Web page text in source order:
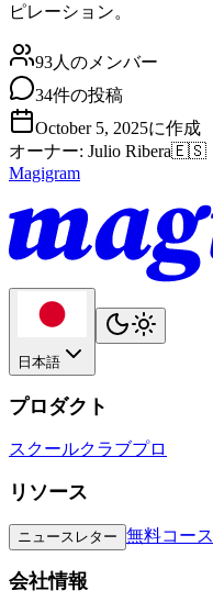
ピレーション。
93人のメンバー
34件の投稿
October 5, 2025に作成
オーナー: Julio Ribera🇪🇸
Magigram
日本語
プロダクト
スクールクラブプロ
リソース
ニュースレター 無料コース
会社情報